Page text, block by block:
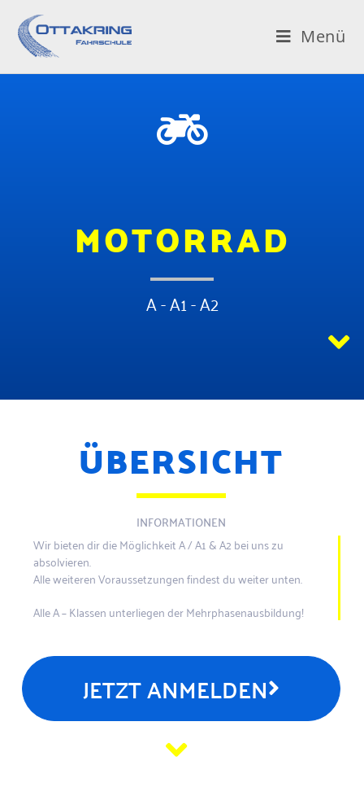
Menü
MOTORRAD
A - A1 - A2
ÜBERSICHT
INFORMATIONEN
Wir bieten dir die Möglichkeit A / A1 & A2 bei uns zu
absolvieren.
Alle weiteren Voraussetzungen findest du weiter unten.
Alle A – Klassen unterliegen der Mehrphasenausbildung!
JETZT ANMELDEN